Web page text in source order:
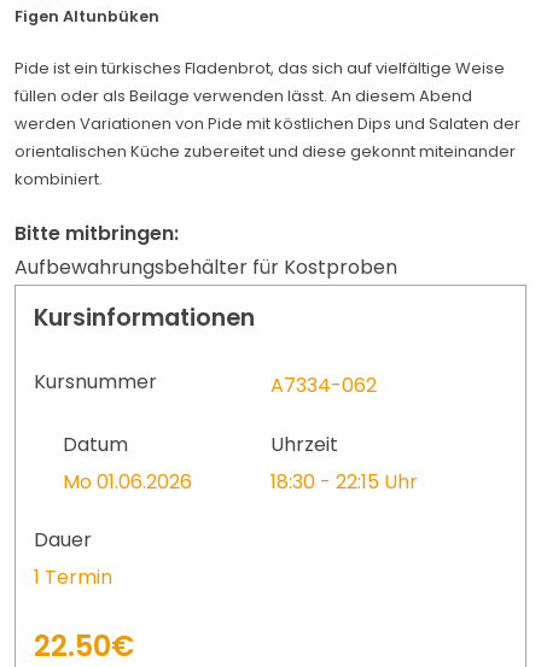
Figen Altunbüken
Pide ist ein türkisches Fladenbrot, das sich auf vielfältige Weise
füllen oder als Beilage verwenden lässt. An diesem Abend
werden Variationen von Pide mit köstlichen Dips und Salaten der
orientalischen Küche zubereitet und diese gekonnt miteinander
kombiniert.
Bitte mitbringen:
Aufbewahrungsbehälter für Kostproben
Kursinformationen
Kursnummer A7334-062
Datum
Mo 01.06.2026
Uhrzeit
18:30 - 22:15 Uhr
Dauer
1 Termin
22.50€